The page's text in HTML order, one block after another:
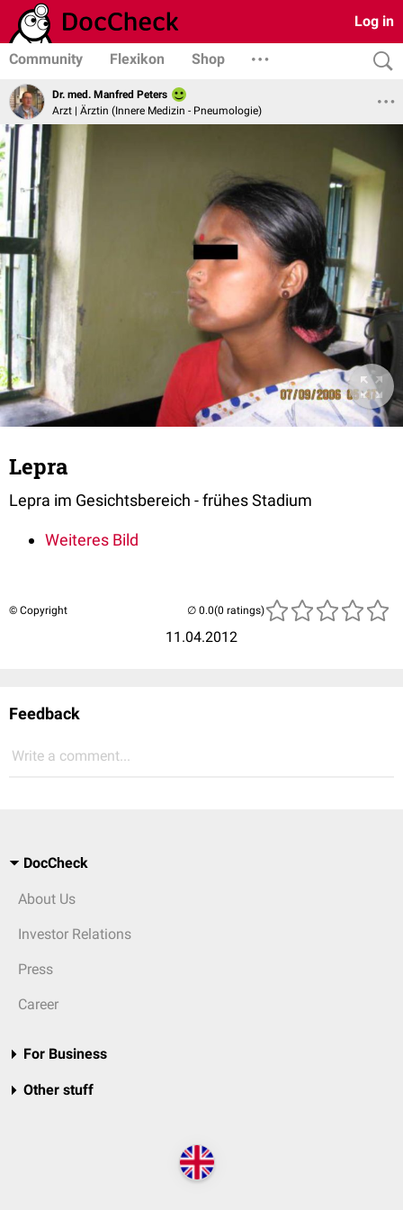
Log in
Community Flexikon Shop
Dr. med. Manfred Peters
Arzt | Ärztin (Innere Medizin - Pneumologie)
Lepra
Lepra im Gesichtsbereich - frühes Stadium
Weiteres Bild
© Copyright
11.04.2012
(0 ratings)
Feedback
Write a comment...
DocCheck
About Us
Investor Relations
Press
Career
For Business
Other stuff